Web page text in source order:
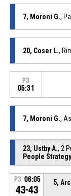
7, Moroni G.,
20, Coser L.,
P3
05:31
7, Moroni G.,
23, Ustby A., 2
People
P3 06:05
43-43
5,